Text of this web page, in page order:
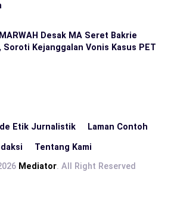
Desak MA Seret Bakrie
Soroti Kejanggalan Vonis Kasus PET
Etik Jurnalistik Laman Contoh
Tentang Kami
Mediator. All Right Reserved